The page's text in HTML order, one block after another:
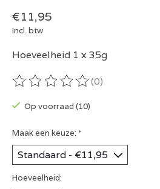
€11,95
Incl. btw
Hoeveelheid 1 x 35g
De beoordeling van dit product
(0)
Op voorraad (10)
Maak een keuze: *
Hoeveelheid: